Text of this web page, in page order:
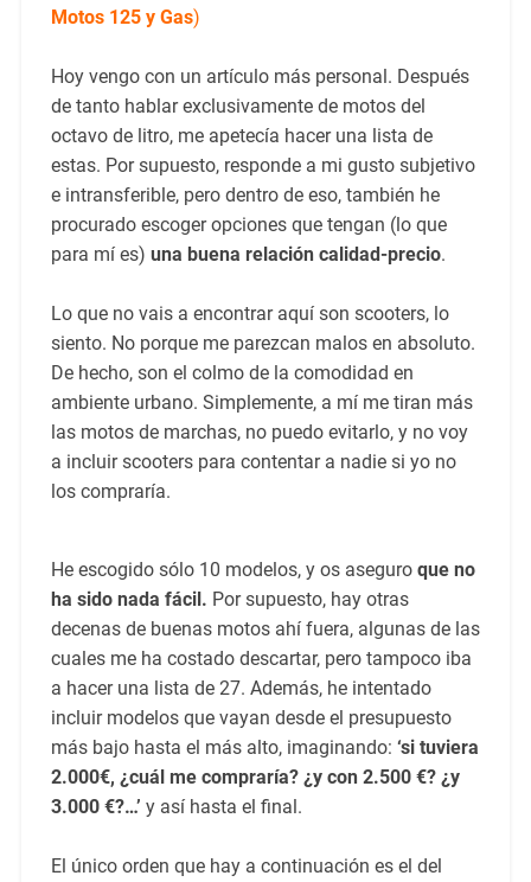
Motos 125 y Gas)
Hoy vengo con un artículo más personal. Después
de tanto hablar exclusivamente de motos del
octavo de litro, me apetecía hacer una lista de
estas. Por supuesto, responde a mi gusto subjetivo
e intransferible, pero dentro de eso, también he
procurado escoger opciones que tengan (lo que
para mí es) una buena relación calidad-precio.
Lo que no vais a encontrar aquí son scooters, lo
siento. No porque me parezcan malos en absoluto.
De hecho, son el colmo de la comodidad en
ambiente urbano. Simplemente, a mí me tiran más
las motos de marchas, no puedo evitarlo, y no voy
a incluir scooters para contentar a nadie si yo no
los compraría.
He escogido sólo 10 modelos, y os aseguro que no
ha sido nada fácil. Por supuesto, hay otras
decenas de buenas motos ahí fuera, algunas de las
cuales me ha costado descartar, pero tampoco iba
a hacer una lista de 27. Además, he intentado
incluir modelos que vayan desde el presupuesto
más bajo hasta el más alto, imaginando: ‘si tuviera
2.000€, ¿cuál me compraría? ¿y con 2.500 €? ¿y
3.000 €?…’ y así hasta el final.
El único orden que hay a continuación es el del